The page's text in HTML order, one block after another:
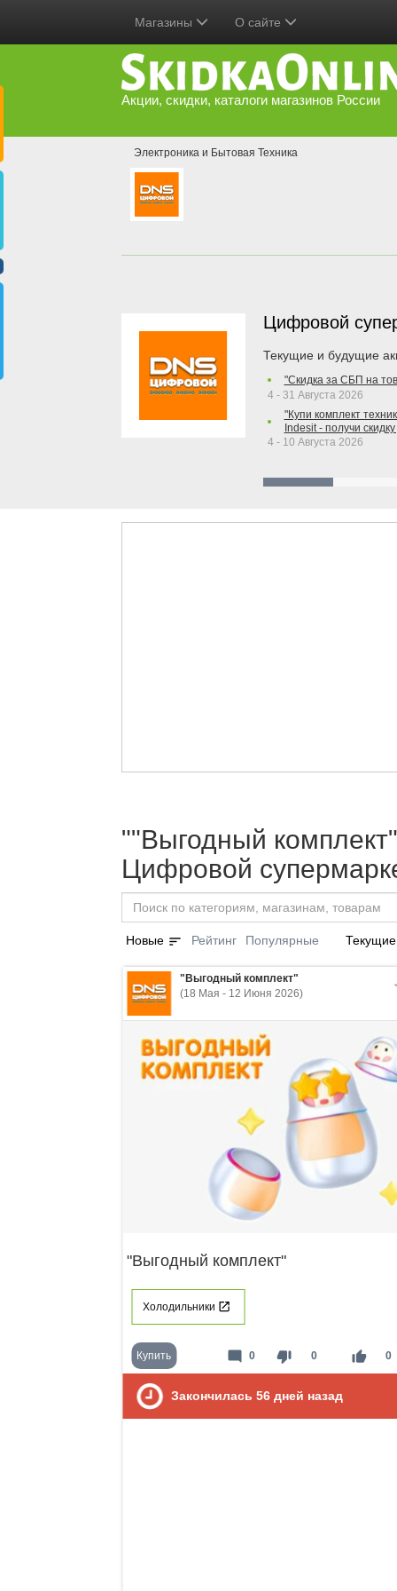
Магазины О сайте
Акции, скидки, каталоги магазинов России
Электроника и Бытовая Техника
Цифровой
Текущие и будущие
"Скидка за СБП на
4 - 31 Августа 2026
"Купи комплект
Indesit - получи
4 - 10 Августа 2026
""Выгодный
Цифровой
Новые sort Рейтинг Популярные Текущие
"Выгодный комплект"
(18 Мая - 12 Июня 2026)
"Выгодный комплект"
Холодильники
Купить thumb_down 0 thumb_up 0
mode_comment 0
Закончилась 56 дней назад